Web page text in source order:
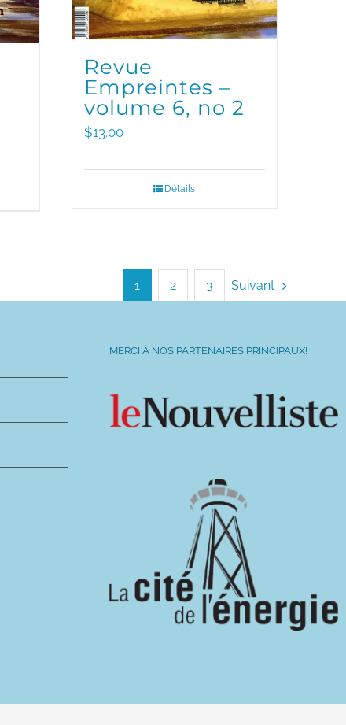
Revue
Empreintes –
volume 6, no 2
$13.00
Détails
1 2 3 Suivant
MERCI À NOS PARTENAIRES PRINCIPAUX!